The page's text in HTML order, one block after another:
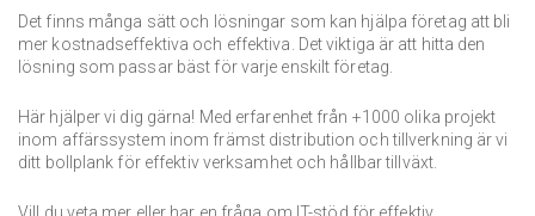
Det finns många sätt och lösningar som kan hjälpa företag att bli
mer kostnadseffektiva och effektiva. Det viktiga är att hitta den
lösning som passar bäst för varje enskilt företag.
Här hjälper vi dig gärna! Med erfarenhet från +1000 olika projekt
inom affärssystem inom främst distribution och tillverkning är vi
ditt bollplank för effektiv verksamhet och hållbar tillväxt.
Vill du veta mer eller har en fråga om IT-stöd för effektiv